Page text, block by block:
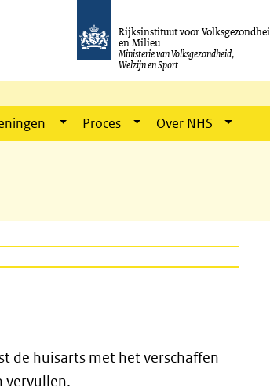
Rijksinstituut voor
en Milieu
Ministerie van Volksgezondheid,
Welzijn en Sport
Proces Over NHS
de huisarts met het verschaffen
vervullen.